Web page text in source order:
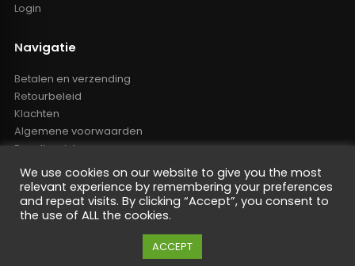
Login
Navigatie
Betalen en verzending
Retourbeleid
Klachten
Algemene voorwaarden
Resellers inlog
Reseller worden
Privacy Policy
Powered by Nano Web
We use cookies on our website to give you the most
relevant experience by remembering your preferences
and repeat visits. By clicking “Accept”, you consent to
the use of ALL the cookies.
ACCEPT
De waardering van oem-tuning.nl bij